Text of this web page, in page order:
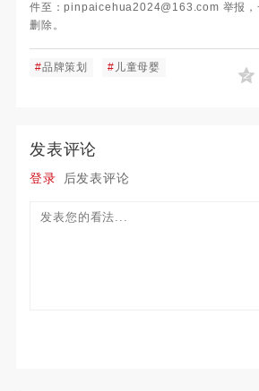
件至：pinpaicehua2024@163.com 举报，
删除。
#品牌策划 # 儿童母婴
发表评论
登录 后发表评论